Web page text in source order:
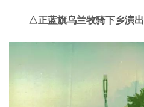
△正蓝旗乌兰牧骑下乡演出